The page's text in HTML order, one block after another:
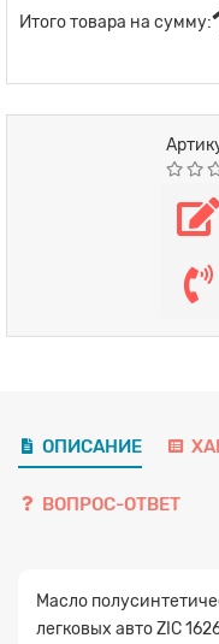
Итого товара на сумму:
ОПИСАНИЕ
ВОПРОС-ОТВЕТ
Масло
легковых авто ZIC